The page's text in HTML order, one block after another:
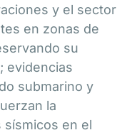
y el sector
en zonas de
su
evidencias
submarino y
la
en el